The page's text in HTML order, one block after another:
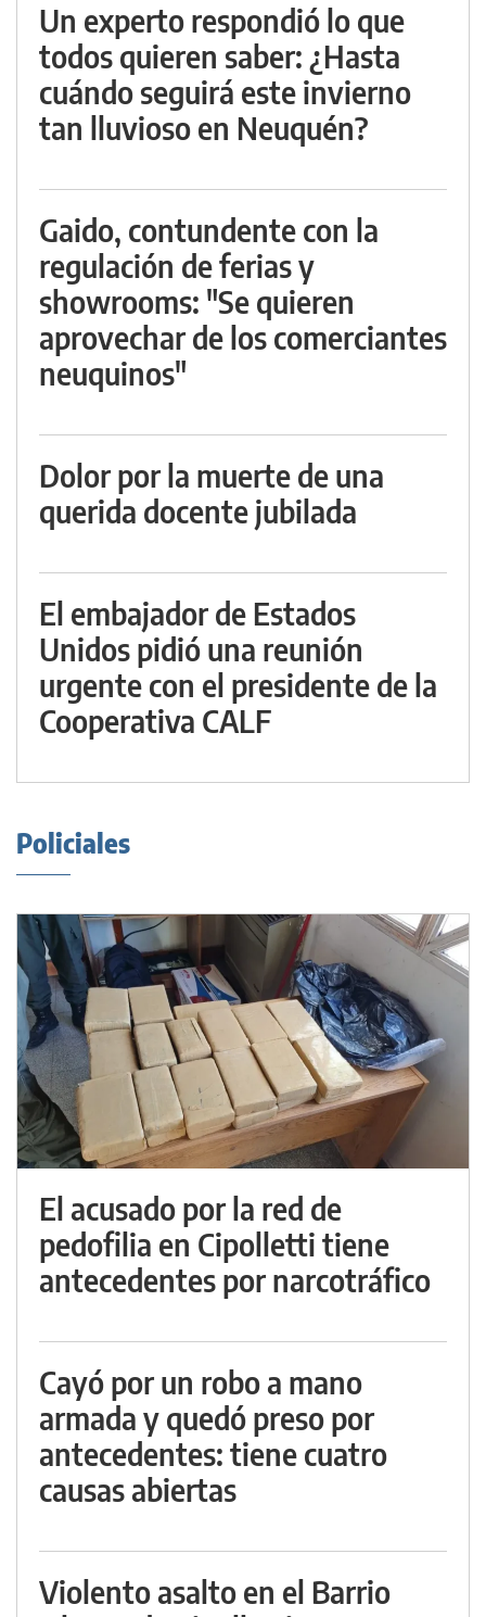
Un experto respondió lo que
todos quieren saber: ¿Hasta
cuándo seguirá este invierno
tan lluvioso en Neuquén?
Gaido, contundente con la
regulación de ferias y
showrooms: "Se quieren
aprovechar de los comerciantes
neuquinos"
Dolor por la muerte de una
querida docente jubilada
El embajador de Estados
Unidos pidió una reunión
urgente con el presidente de la
Cooperativa CALF
Policiales
El acusado por la red de
pedofilia en Cipolletti tiene
antecedentes por narcotráfico
Cayó por un robo a mano
armada y quedó preso por
antecedentes: tiene cuatro
causas abiertas
Violento asalto en el Barrio